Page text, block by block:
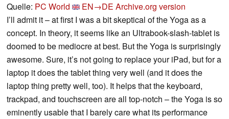
Quelle: PC World EN→DE Archive.org version
I’ll admit it – at first I was a bit skeptical of the Yoga as a
concept. In theory, it seems like an Ultrabook-slash-tablet is
doomed to be mediocre at best. But the Yoga is surprisingly
awesome. Sure, it’s not going to replace your iPad, but for a
laptop it does the tablet thing very well (and it does the
laptop thing pretty well, too). It helps that the keyboard,
trackpad, and touchscreen are all top-notch – the Yoga is so
eminently usable that I barely care what its performance